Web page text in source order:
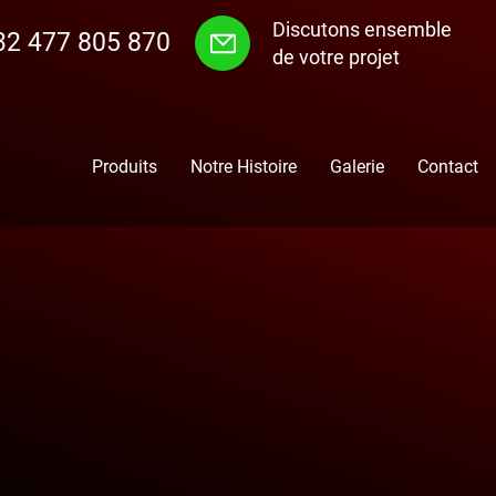
477 805 870
Discutons ensemble
de votre projet
Produits Notre Histoire Galerie Contact